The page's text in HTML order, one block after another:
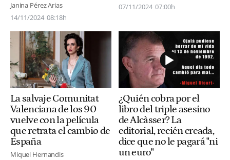
Janina Pérez Arias
14/11/2024 08:18h
07/11/2024 07:00h
La salvaje Comunitat
Valenciana de los 90
vuelve con la película
que retrata el cambio de
España
Miquel Hernandis
¿Quién cobra por el
libro del triple asesino
de Alcàsser? La
editorial, recién creada,
dice que no le pagará "ni
un euro"